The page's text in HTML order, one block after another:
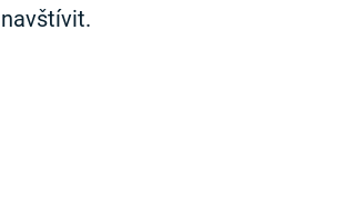
navštívit.